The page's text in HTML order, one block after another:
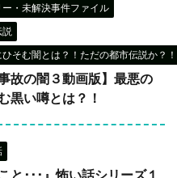
・未解決事件ファイル
ひそむ闇とは？！ただの都市伝説か？
故の闇３動画版】最悪の
黒い噂とは？！
と･･･』怖い話シリーズ１